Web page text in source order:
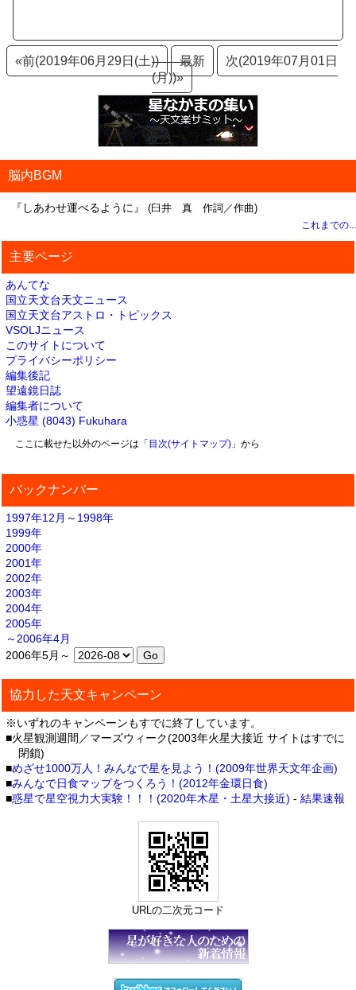
«前(2019年06月29日(土)) 最新
次(2019年07月01日
(月))»
脳内BGM
『しあわせ運べるように』 (臼井 真 作詞／作曲)
これまでの...
主要ページ
あんてな
国立天文台天文ニュース
国立天文台アストロ・トピックス
VSOLJニュース
このサイトについて
プライバシーポリシー
編集後記
望遠鏡日誌
編集者について
小惑星 (8043) Fukuhara
ここに載せた以外のページは「 目次(サイトマップ)」から
バックナンバー
1997年12月～1998年
1999年
2000年
2001年
2002年
2003年
2004年
2005年
～2006年4月
2006年5月～
協力した天文キャンペーン
※いずれのキャンペーンもすでに終了しています。
■火星観測週間／マーズウィーク(2003年火星大接近 サイトはすでに
閉鎖)
■めざせ1000万人！みんなで星を見よう！(2009年世界天文年企画)
■みんなで日食マップをつくろう！(2012年金環日食)
■惑星で星空視力大実験！！！(2020年木星・土星大接近) - 結果速報
URLの二次元コード